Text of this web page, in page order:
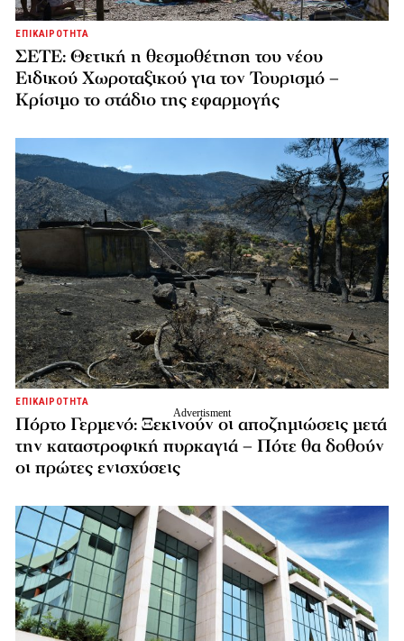
ΕΠΙΚΑΙΡΟΤΗΤΑ
ΣΕΤΕ: Θετική η θεσμοθέτηση του νέου
Ειδικού Χωροταξικού για τον Τουρισμό –
Κρίσιμο το στάδιο της εφαρμογής
ΕΠΙΚΑΙΡΟΤΗΤΑ
Πόρτο Γερμενό: Ξεκινούν οι αποζημιώσεις μετά
την καταστροφική πυρκαγιά – Πότε θα δοθούν
οι πρώτες ενισχύσεις